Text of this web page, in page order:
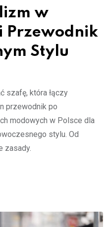
w
Przewodnik
Stylu
szafę, która łączy
przewodnik po
modowych w Polsce dla
stylu. Od
zasady.